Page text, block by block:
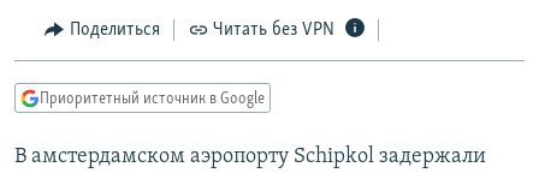
Вернутся
главной
навигации
Вернутся
МНЕНИЯ
IDEL.РЕАЛИИ
КАВКАЗ.РЕАЛИИ
Поделиться Читать без VPN
Приоритетный источник в Google
В амстердамском аэропорту Schipkol задержали